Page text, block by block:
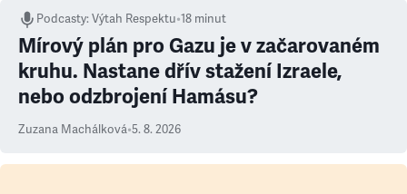
Podcasty:Výtah Respektu•18 minut
Mírový plán pro Gazu je v začarovaném
kruhu. Nastane dřív stažení Izraele,
nebo odzbrojení Hamásu?
Zuzana Machálková•5. 8. 2026